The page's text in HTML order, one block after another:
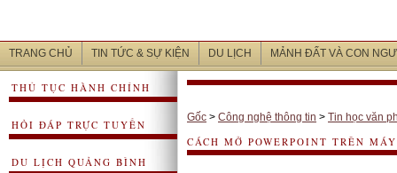
TRANG CHỦ TIN TỨC & SỰ KIỆN DU LỊCH MẢNH ĐẤT VÀ CON
THỦ TỤC HÀNH CHÍNH
HỎI ĐÁP TRỰC TUYẾN
DU LỊCH QUẢNG BÌNH
Gốc > Công nghệ thông tin > Tin học văn
CÁCH MỞ POWERPOINT TRÊN